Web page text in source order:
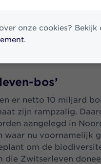
onze cookies? Bekijk
.
zijn we uiteindelijk
we vandaag 2.000
prachtig
Gevoel kunt
Voor nu en later.”
bos’
er netto 10 miljard
zijn rampzalig.
aangelegd in
waar nu voornamelijk
om de
die Zwitserleven